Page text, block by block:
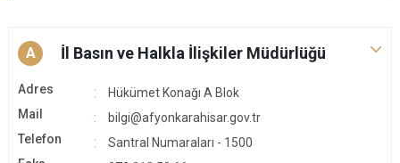
A İl Basın ve Halkla İlişkiler Müdürlüğü
Adres
Hükümet Konağı A Blok
Mail
bilgi@afyonkarahisar.gov.tr
Telefon
Santral Numaraları - 1500